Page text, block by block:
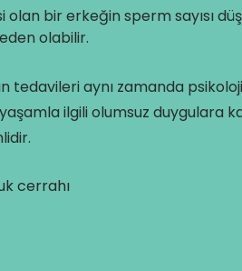
bir erkeğin sperm sayısı
olabilir.
tedavileri aynı zamanda
ilgili olumsuz duygulara
cerrahı